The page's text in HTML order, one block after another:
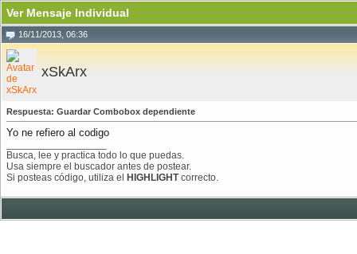
Ver Mensaje Individual
16/11/2013, 06:36
xSkArx
Respuesta: Guardar Combobox dependiente
Yo ne refiero al codigo
Busca, lee y practica todo lo que puedas.
Usa siempre el buscador antes de postear.
Si posteas código, utiliza el
HIGHLIGHTcorrecto.